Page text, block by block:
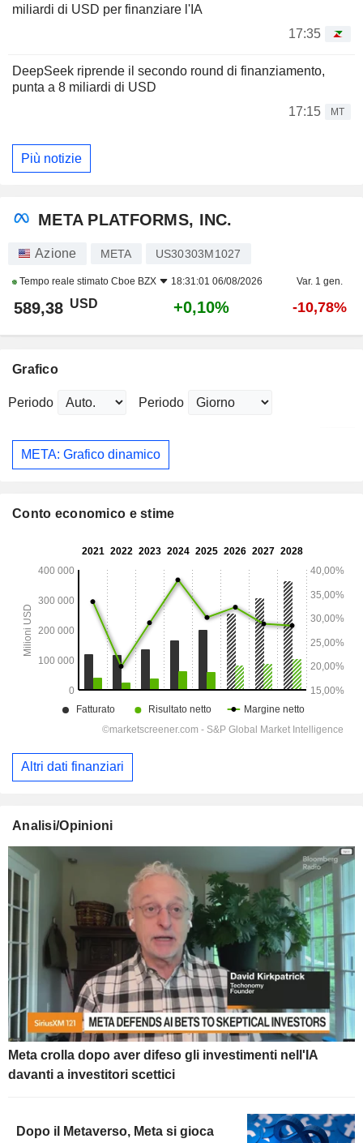
miliardi di USD per finanziare l'IA
17:35
DeepSeek riprende il secondo round di finanziamento,
punta a 8 miliardi di USD
17:15
MT
Più notizie
META PLATFORMS, INC.
Azione META US30303M1027
Tempo reale stimato Cboe BZX 18:31:01 06/08/2026 Var. 1 gen.
589,38 USD +0,10% -10,78%
Grafico
Periodo Periodo
META: Grafico dinamico
Conto economico e stime
Altri dati finanziari
Analisi/Opinioni
Meta crolla dopo aver difeso gli investimenti nell'IA
davanti a investitori scettici
Dopo il Metaverso, Meta si gioca